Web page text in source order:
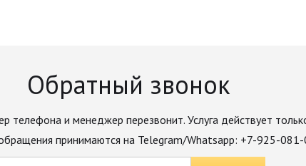
Обратный звонок
телефона и менеджер перезвонит. Услуга действует
принимаются на Telegram/Whatsapp: +7-925-